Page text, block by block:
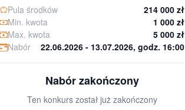
Pula środków
214 000 zł
Min. kwota
1 000 zł
Max. kwota
5 000 zł
Nabór
22.06.2026 - 13.07.2026, godz. 16:00
Nabór zakończony
Ten konkurs został już zakończony